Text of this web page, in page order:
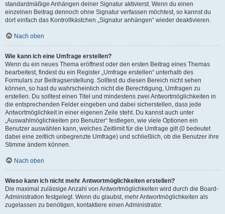
standardmäßige Anhängen deiner Signatur aktivierst. Wenn du einen
einzelnen Beitrag dennoch ohne Signatur verfassen möchtest, so kannst du
dort einfach das Kontrollkästchen „Signatur anhängen“ wieder deaktivieren.
Nach oben
Wie kann ich eine Umfrage erstellen?
Wenn du ein neues Thema eröffnest oder den ersten Beitrag eines Themas
bearbeitest, findest du ein Register „Umfrage erstellen“ unterhalb des
Formulars zur Beitragserstellung. Solltest du diesen Bereich nicht sehen
können, so hast du wahrscheinlich nicht die Berechtigung, Umfragen zu
erstellen. Du solltest einen Titel und mindestens zwei Antwortmöglichkeiten in
die entsprechenden Felder eingeben und dabei sicherstellen, dass jede
Antwortmöglichkeit in einer eigenen Zeile steht. Du kannst auch unter
„Auswahlmöglichkeiten pro Benutzer“ festlegen, wie viele Optionen ein
Benutzer auswählen kann, welches Zeitlimit für die Umfrage gilt (0 bedeutet
dabei eine zeitlich unbegrenzte Umfrage) und schließlich, ob die Benutzer ihre
Stimme ändern können.
Nach oben
Wieso kann ich nicht mehr Antwortmöglichkeiten erstellen?
Die maximal zulässige Anzahl von Antwortmöglichkeiten wird durch die Board-
Administration festgelegt. Wenn du glaubst, mehr Antwortmöglichkeiten als
zugelassen zu benötigen, kontaktiere einen Administrator.